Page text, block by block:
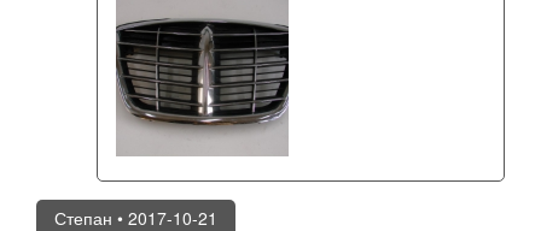
Степан • 2017-10-21